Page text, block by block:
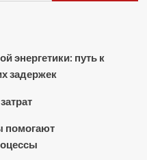
энергетики: путь к
задержек
помогают